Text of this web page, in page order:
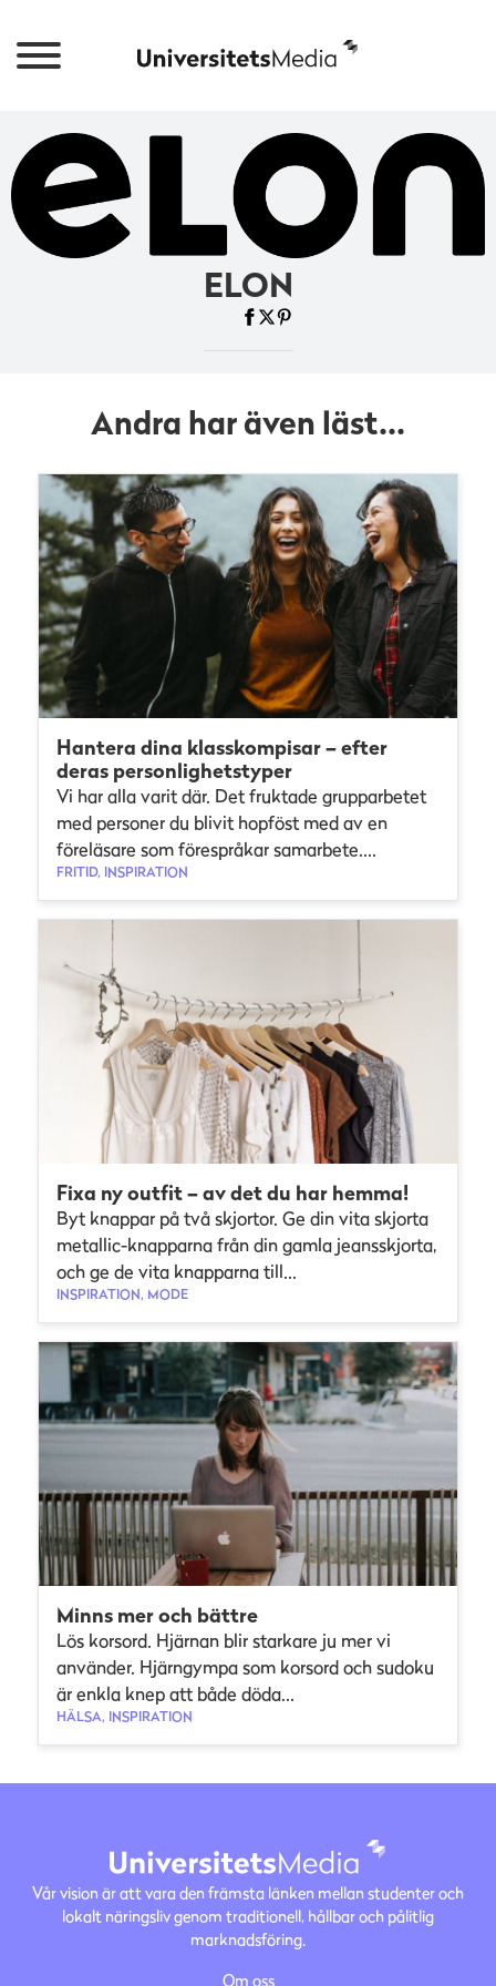
ELON
Andra har även läst...
Hantera dina klasskompisar – efter
deras personlighetstyper
Vi har alla varit där. Det fruktade grupparbetet
med personer du blivit hopföst med av en
föreläsare som förespråkar samarbete....
FRITID, INSPIRATION
Fixa ny outfit – av det du har hemma!
Byt knappar på två skjortor. Ge din vita skjorta
metallic-knapparna från din gamla jeansskjorta,
och ge de vita knapparna till...
INSPIRATION, MODE
Minns mer och bättre
Lös korsord. Hjärnan blir starkare ju mer vi
använder. Hjärngympa som korsord och sudoku
är enkla knep att både döda...
HÄLSA, INSPIRATION
Vår vision är att vara den främsta länken mellan studenter och
lokalt näringsliv genom traditionell, hållbar och pålitlig
marknadsföring.
Om oss